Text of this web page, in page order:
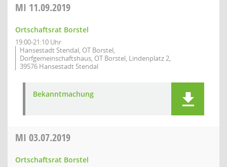
MI 11.09.2019
Ortschaftsrat Borstel
19:00-21:10 Uhr
Hansestadt Stendal, OT Borstel,
Dorfgemeinschaftshaus, OT Borstel, Lindenplatz 2,
39576 Hansestadt Stendal
Bekanntmachung
MI 03.07.2019
Ortschaftsrat Borstel